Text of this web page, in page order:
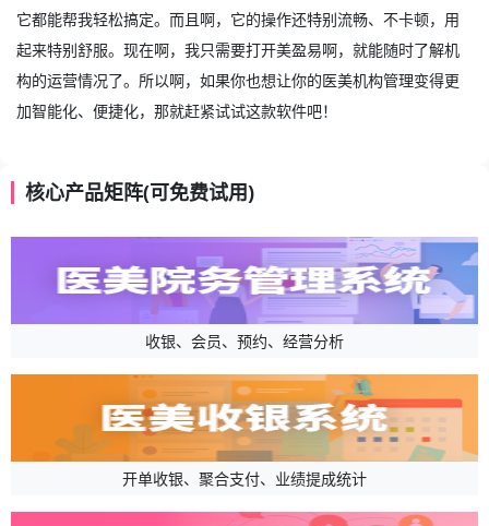
它都能帮我轻松搞定。而且啊，它的操作还特别流畅、不卡顿，用
起来特别舒服。现在啊，我只需要打开美盈易啊，就能随时了解机
构的运营情况了。所以啊，如果你也想让你的医美机构管理变得更
加智能化、便捷化，那就赶紧试试这款软件吧！
核心产品矩阵(可免费试用)
收银、会员、预约、经营分析
开单收银、聚合支付、业绩提成统计